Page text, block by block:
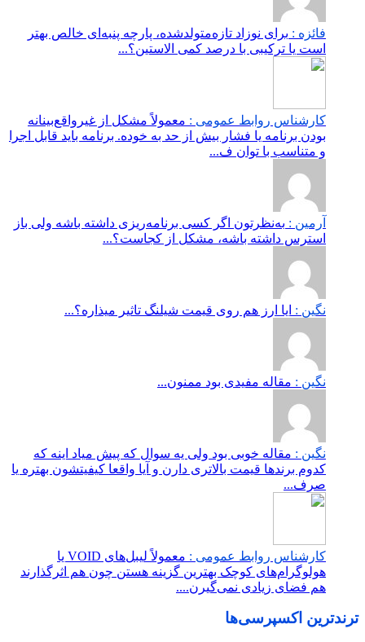
فائزه : برای نوزاد تازه‌متولدشده، پارچه پنبه‌ای خالص بهتر
است یا ترکیبی با درصد کمی الاستین؟...
کارشناس روابط عمومی : معمولاً مشکل از غیرواقع‌بینانه
بودن برنامه یا فشار بیش از حد به خوده. برنامه باید قابل اجرا
و متناسب با توان ف...
آرمین : به‌نظرتون اگر کسی برنامه‌ریزی داشته باشه ولی باز
استرس داشته باشه، مشکل از کجاست؟...
نگین : ایا ارز هم روی قیمت شیلنگ تاثیر میذاره؟...
نگین : مقاله مفیدی بود ممنون...
نگین : مقاله خوبی بود ولی یه سوال که پیش میاد اینه که
کدوم برندها قیمت بالاتری دارن و آیا واقعا کیفیتشون بهتره یا
صرف...
کارشناس روابط عمومی :
معمولاً لیبل‌های VOID یا
هولوگرام‌های کوچک بهترین گزینه هستن چون هم اثرگذارند
هم فضای زیادی نمی‌گیرن....
ترندترین اکسپرسی‌ها